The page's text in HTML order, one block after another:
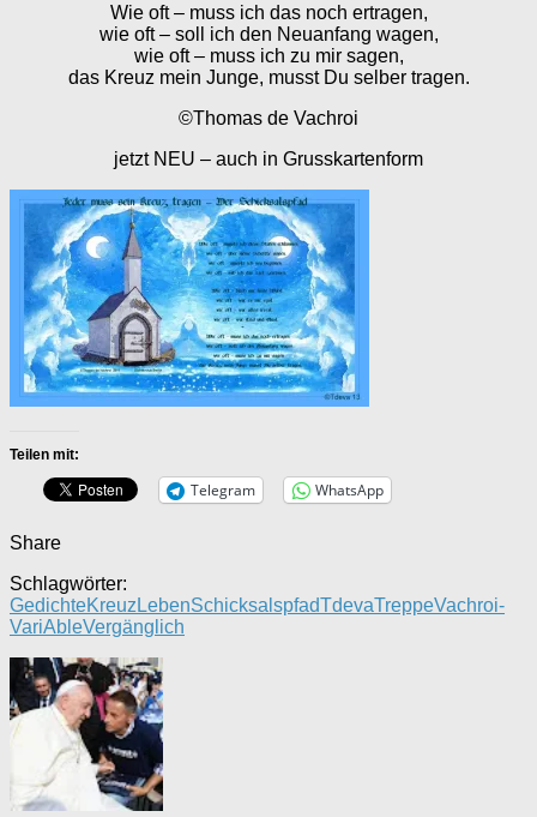
Wie oft – muss ich das noch ertragen,
wie oft – soll ich den Neuanfang wagen,
wie oft – muss ich zu mir sagen,
das Kreuz mein Junge, musst Du selber tragen.
©Thomas de Vachroi
jetzt NEU – auch in Grusskartenform
Teilen mit:
Telegram WhatsApp
Share
Schlagwörter:
GedichteKreuz LebenSchicksalspfadTdevaTreppeVachroi-
VariAbleVergänglich